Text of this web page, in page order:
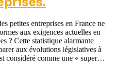
petites entreprises en France ne
aux exigences actuelles en
? Cette statistique alarmante
aux évolutions législatives à
considéré comme une « super…